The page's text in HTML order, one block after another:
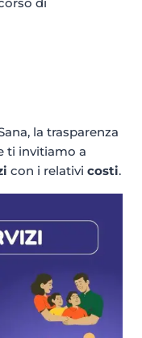
la trasparenza
ti invitiamo a
con i relativi costi.